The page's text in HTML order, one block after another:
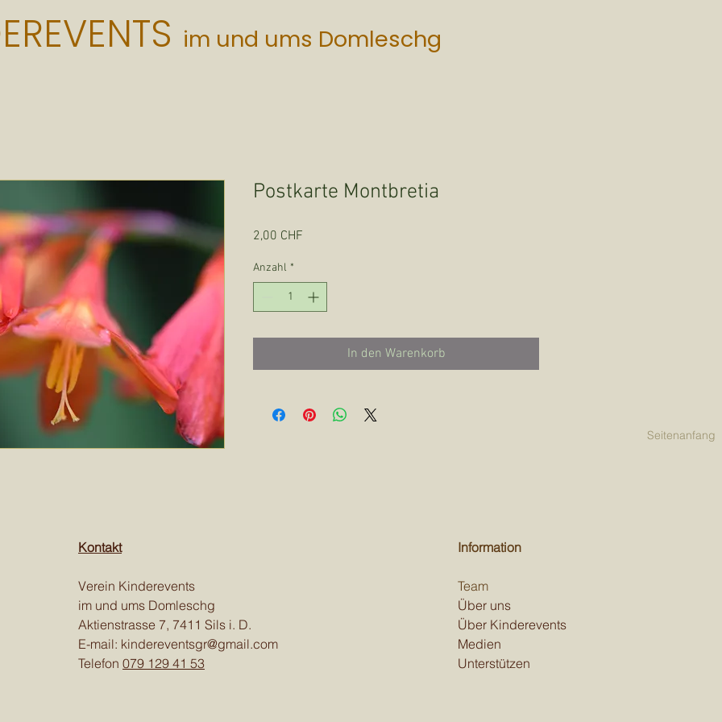
im und ums Domleschg
Seitenanfang
Postkarte Montbretia
2,00 CHF
Anzahl *
In den Warenkorb
Kontakt
Verein Kinderevents
im und ums Domleschg
Aktienstrasse 7, 7411 Sils i. D.
E-mail: kindereventsgr@gmail.com
Telefon 079 129 41 53
Information
Team
Über uns
Über Kinderevents
Medien
Unterstützen